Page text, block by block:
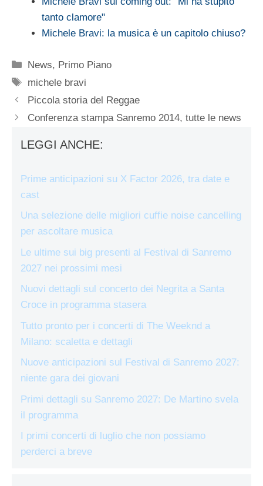
tanto clamore"
Michele Bravi: la musica è un capitolo chiuso?
Categorie
News, Primo Piano
Tag
michele bravi
Piccola storia del Reggae
Conferenza stampa Sanremo 2014, tutte le news
LEGGI ANCHE:
Prime anticipazioni su X Factor 2026, tra date e
cast
Una selezione delle migliori cuffie noise cancelling
per ascoltare musica
Le ultime sui big presenti al Festival di Sanremo
2027 nei prossimi mesi
Nuovi dettagli sul concerto dei Negrita a Santa
Croce in programma stasera
Tutto pronto per i concerti di The Weeknd a
Milano: scaletta e dettagli
Nuove anticipazioni sul Festival di Sanremo 2027:
niente gara dei giovani
Primi dettagli su Sanremo 2027: De Martino svela
il programma
I primi concerti di luglio che non possiamo
perderci a breve